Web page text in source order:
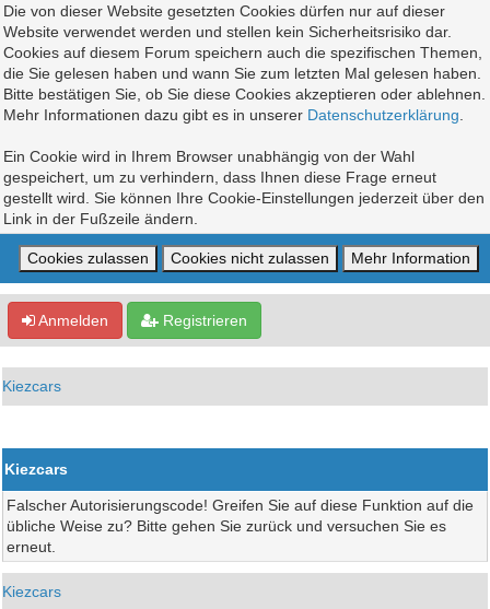
Die von dieser Website gesetzten Cookies dürfen nur auf dieser
Website verwendet werden und stellen kein Sicherheitsrisiko dar.
Cookies auf diesem Forum speichern auch die spezifischen Themen,
die Sie gelesen haben und wann Sie zum letzten Mal gelesen haben.
Bitte bestätigen Sie, ob Sie diese Cookies akzeptieren oder ablehnen.
Mehr Informationen dazu gibt es in unserer Datenschutzerklärung
Ein Cookie wird in Ihrem Browser unabhängig von der Wahl
gespeichert, um zu verhindern, dass Ihnen diese Frage erneut
gestellt wird. Sie können Ihre Cookie-Einstellungen jederzeit über den
Link in der Fußzeile ändern.
Anmelden Registrieren
Kiezcars
Kiezcars
Falscher Autorisierungscode! Greifen Sie auf diese Funktion auf die
übliche Weise zu? Bitte gehen Sie zurück und versuchen Sie es
erneut.
Kiezcars